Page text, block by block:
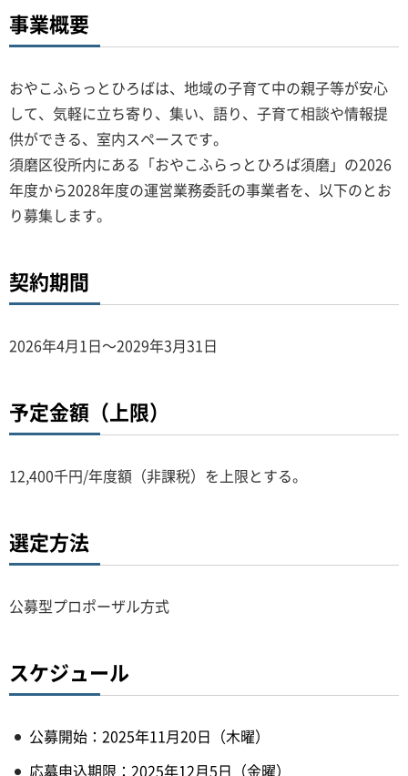
事業概要
おやこふらっとひろばは、地域の子育て中の親子等が安心
して、気軽に立ち寄り、集い、語り、子育て相談や情報提
供ができる、室内スペースです。
須磨区役所内にある「おやこふらっとひろば須磨」の2026
年度から2028年度の運営業務委託の事業者を、以下のとお
り募集します。
契約期間
2026年4月1日～2029年3月31日
予定金額（上限）
12,400千円/年度額（非課税）を上限とする。
選定方法
公募型プロポーザル方式
スケジュール
公募開始：2025年11月20日（木曜）
応募申込期限：2025年12月5日（金曜）